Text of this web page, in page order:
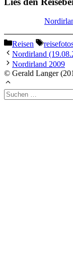
Kategorien
Reisen
Nordirland
Nordirland 2009
© Gerald Langer
Suchen
nach: